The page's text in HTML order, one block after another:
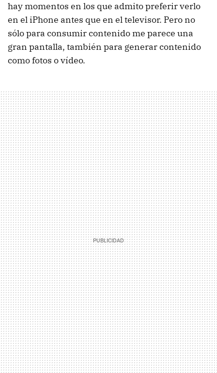
hay momentos en los que admito preferir verlo
en el iPhone antes que en el televisor. Pero no
sólo para consumir contenido me parece una
gran pantalla, también para generar contenido
como fotos o vídeo.